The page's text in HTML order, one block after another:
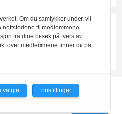
Labrador CMS
Om du samtykker under, vil
til medlemmene i
fra dine besøk på tvers av
over medlemmene finner du på
valgte Innstillinger